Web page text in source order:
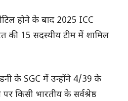
होने के बाद 2025 ICC
की 15 सदस्यीय टीम में शामिल
के SGC में उन्होंने 4/39 के
किसी भारतीय के सर्वश्रेष्ठ